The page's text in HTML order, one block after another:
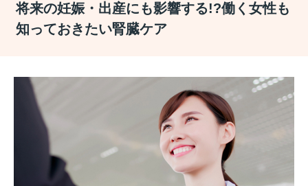
将来の妊娠・出産にも影響する!?働く女性も
知っておきたい腎臓ケア